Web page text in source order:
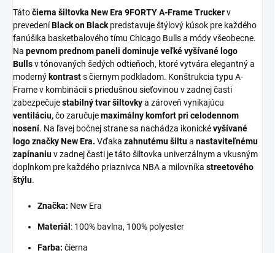
Tátočierna šiltovka New Era 9FORTY A-Frame Truckerv
prevedeníBlack on Black predstavuje štýlový kúsok pre každého
fanúšika basketbalového tímu Chicago Bulls a módy všeobecne.
Na pevnom prednom paneli dominuje veľké vyšívané logo
Bullsv tónovaných šedých odtieňoch, ktoré vytvára elegantný a
moderný kontrasts čiernym podkladom. Konštrukcia typu A-
Frame v kombinácii s priedušnou sieťovinou v zadnej časti
zabezpečujestabilný tvar šiltovkya zároveň vynikajúcu
ventiláciu,čo zaručujemaximálny komfort pri celodennom
nosení. Na ľavej bočnej strane sa nachádza ikonickévyšívané
logo značky NewEra. Vďaka zahnutému šiltua nastaviteľnému
zapínaniuv zadnej časti je táto šiltovka univerzálnym a vkusným
doplnkom pre každého priaznivca NBA a milovníka streetového
štýlu.
Značka: New Era
Materiál : 100% bavlna, 100% polyester
Farba: čierna